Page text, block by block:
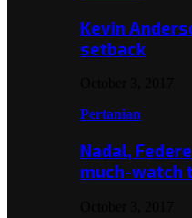
Kevin
setback
Pertanian
Nadal,
much-watch